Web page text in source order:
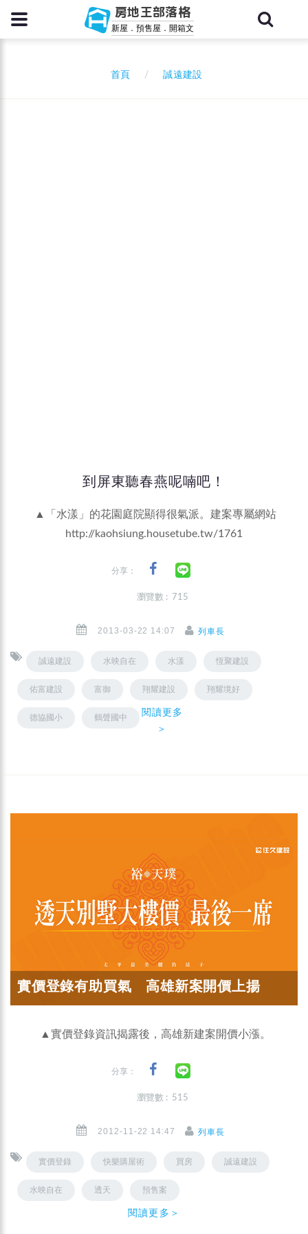
房地王部落格
新屋．預售屋．開箱文
首頁 誠遠建設
到屏東聽春燕呢喃吧！
▲「水漾」的花園庭院顯得很氣派。建案專屬網站
http://kaohsiung.housetube.tw/1761
分享：
瀏覽數 : 715
2013-03-22 14:07 列車長
誠遠建設 水映自在 水漾 恆聚建設
佑富建設 富御 翔耀建設 翔耀境好
德協國小 鶴聲國中
閱讀更多
＞
實價登錄有助買氣 高雄新案開價上揚
▲實價登錄資訊揭露後，高雄新建案開價小漲。
分享：
瀏覽數 : 515
2012-11-22 14:47 列車長
實價登錄 快樂購屋術 買房 誠遠建設
水映自在 透天 預售案
閱讀更多＞